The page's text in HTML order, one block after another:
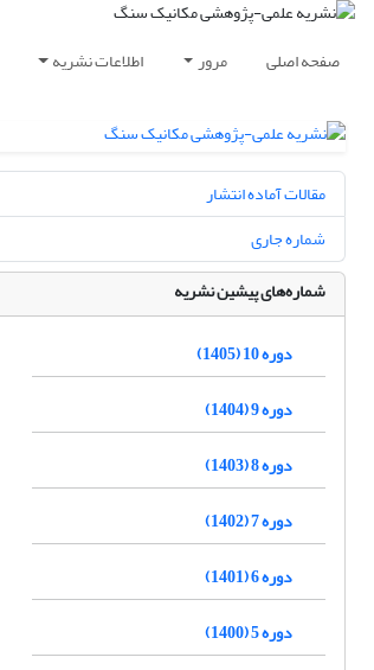
صفحه اصلی مرور اطلاعات نشریه
مقالات آماده انتشار
شماره جاری
شماره‌های پیشین نشریه
دوره 10 (1405)
دوره 9 (1404)
دوره 8 (1403)
دوره 7 (1402)
دوره 6 (1401)
دوره 5 (1400)